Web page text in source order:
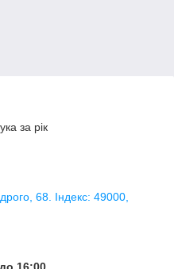
за рік
68. Індекс: 49000,